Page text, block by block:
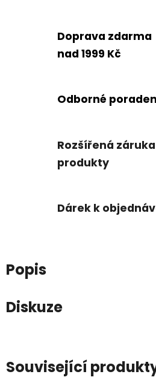
Doprava zdarma
nad 1999 Kč
Odborné
Rozšířená
produkty
Dárek k
Popis
Diskuze
Související